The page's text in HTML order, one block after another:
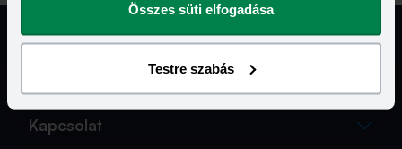
Összes süti elfogadása
Testre szabás
Jogi Dokumentumok
Kapcsolat